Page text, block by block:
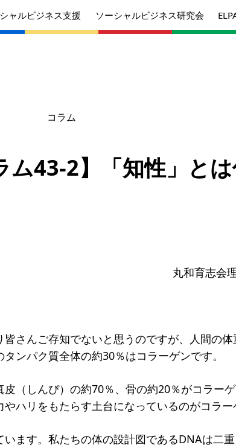
丸和育志会の目指す未来
沿革 組織
入会案内
会員限定ページ
寄付支援者
コラム
ャルビジネス支援 ソーシャルビジネス研究会
コラム
ム43-2】「知性」と
丸和育志会
さんご存知でないと思うのですが、人間の
ンパク質全体の約30％はコラーゲンです。
（しんぴ）の約70％、骨の約20％がコラー
ハリをもたらす土台になっているのがコラー
ます。私たちの体の設計図であるDNAは二